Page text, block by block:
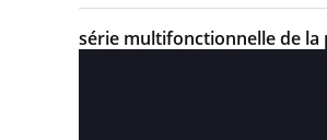
série multifonctionnelle de la